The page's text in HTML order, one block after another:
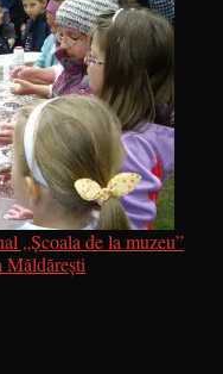
„Școala de la muzeu”
Măldărești